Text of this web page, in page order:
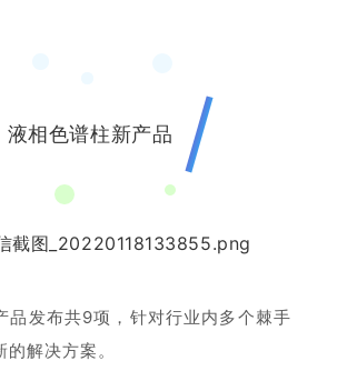
液相色谱柱新产品
品发布共9项，针对行业内多个棘手
解决方案。